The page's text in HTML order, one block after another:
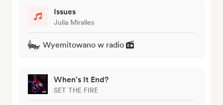
Issues
Julia Miralles
Wyemitowano w radio
When's It End?
SET THE FIRE